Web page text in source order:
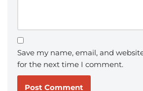
Save my name, email, and
for the next time I comment.